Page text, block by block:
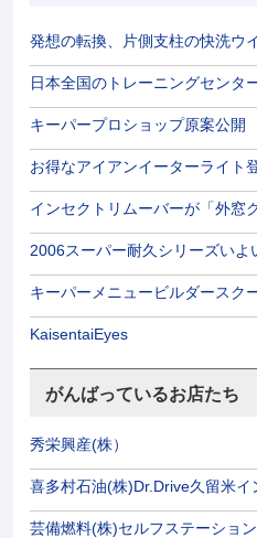
発想の転換、片側支柱の快洗ウ
日本全国のトレーニングセンタ
キーパープロショップ原案公開
お得なアイアンイーターライト
インセクトリムーバーが「外窓
2006スーパー耐久シリーズいよ
キーパーメニュービルダースク
KaisentaiEyes
がんばっているお店たち
秀栄興産(株）
喜多村石油(株)Dr.Drive久留米イ
芸備燃料(株)セルフステーショ